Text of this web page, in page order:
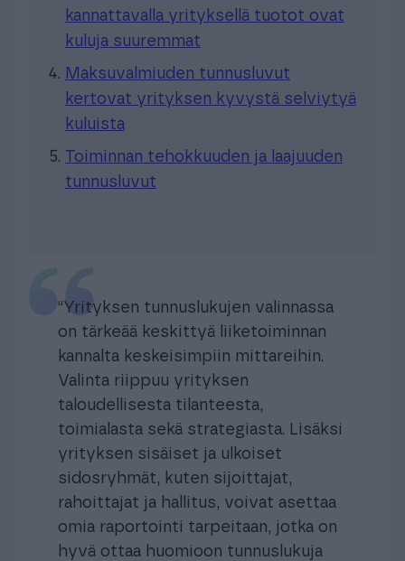
kannattavalla yrityksellä tuotot ovat
kuluja suuremmat
Maksuvalmiuden tunnusluvut
kertovat yrityksen kyvystä selviytyä
kuluista
Toiminnan tehokkuuden ja laajuuden
tunnusluvut
“Yrityksen tunnuslukujen valinnassa
on tärkeää keskittyä liiketoiminnan
kannalta keskeisimpiin mittareihin.
Valinta riippuu yrityksen
taloudellisesta tilanteesta,
toimialasta sekä strategiasta. Lisäksi
yrityksen sisäiset ja ulkoiset
sidosryhmät, kuten sijoittajat,
rahoittajat ja hallitus, voivat asettaa
omia raportointi tarpeitaan, jotka on
hyvä ottaa huomioon tunnuslukuja